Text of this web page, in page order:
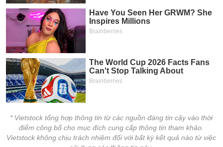
* Vietstock tổng hợp thông tin từ các nguồn đáng tin cậy vào thời
điểm công bố cho mục đích cung cấp thông tin tham khảo.
Vietstock không chịu trách nhiệm đối với bất kỳ kết quả nào từ việc
chính